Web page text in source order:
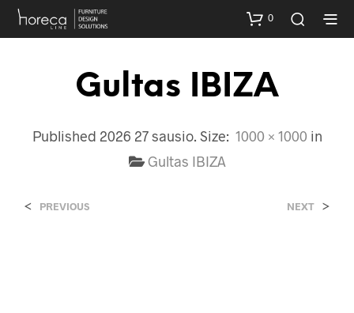
0
Gultas IBIZA
Published 2026 27 sausio. Size: 1000 × 1000 in
Gultas IBIZA
< PREVIOUS NEXT >